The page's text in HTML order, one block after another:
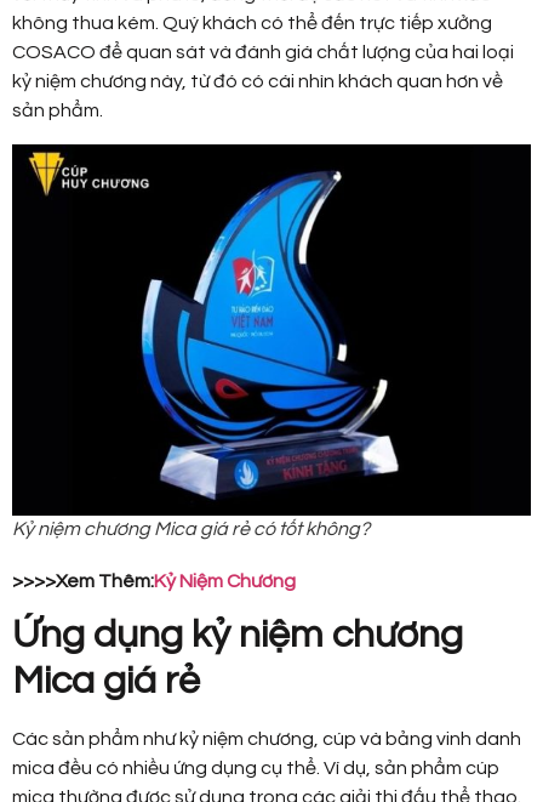
không thua kém. Quý khách có thể đến trực tiếp xưởng
COSACO để quan sát và đánh giá chất lượng của hai loại
kỷ niệm chương này, từ đó có cái nhìn khách quan hơn về
sản phẩm.
Kỷ niệm chương Mica giá rẻ có tốt không?
>>>>Xem Thêm:Kỷ Niệm Chương
Ứng dụng kỷ niệm chương
Mica giá rẻ
Các sản phẩm như kỷ niệm chương, cúp và bảng vinh danh
mica đều có nhiều ứng dụng cụ thể. Ví dụ, sản phẩm cúp
mica thường được sử dụng trong các giải thi đấu thể thao.